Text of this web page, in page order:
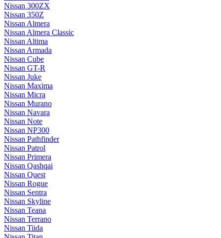
Nissan 300ZX
Nissan 350Z
Nissan Almera
Nissan Almera Classic
Nissan Altima
Nissan Armada
Nissan Cube
Nissan GT-R
Nissan Juke
Nissan Maxima
Nissan Micra
Nissan Murano
Nissan Navara
Nissan Note
Nissan NP300
Nissan Pathfinder
Nissan Patrol
Nissan Primera
Nissan Qashqai
Nissan Quest
Nissan Rogue
Nissan Sentra
Nissan Skyline
Nissan Teana
Nissan Terrano
Nissan Tiida